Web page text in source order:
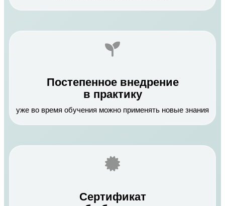
Постепенное внедрение
в практику
уже во время обучения можно применять новые знания
Сертификат